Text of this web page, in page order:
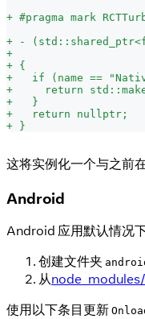
+ #pragma mark
+ -
+
+ {
+
if (name ==
+
return
+
   }
+
   return nullptr;
+ }
这将实例化一个与之前
Android
Android 应用默认情况
创建文件夹
从
使用以下条目更新